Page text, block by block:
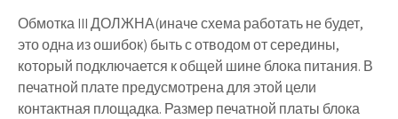
Обмотка IIIДОЛЖНА(иначе схема работать не будет,
это одна из ошибок) быть с отводом от середины,
который подключается к общей шине блока питания. В
печатной плате предусмотрена для этой цели
контактная площадка. Размер печатной платы блока